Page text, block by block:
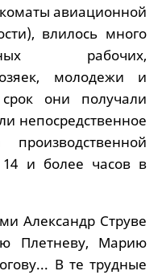
авиационной
влилось много
рабочих,
молодежи и
они получали
непосредственное
и более часов в
Александр Струве
Плетневу, Марию
В те трудные